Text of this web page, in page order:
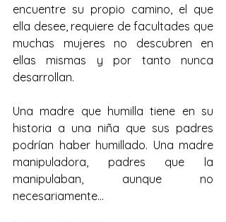
encuentre su propio camino, el que
ella desee, requiere de facultades que
muchas mujeres no descubren en
ellas mismas y por tanto nunca
desarrollan.
Una madre que humilla tiene en su
historia a una niña que sus padres
podrían haber humillado. Una madre
manipuladora, padres que la
manipulaban, aunque no
necesariamente...